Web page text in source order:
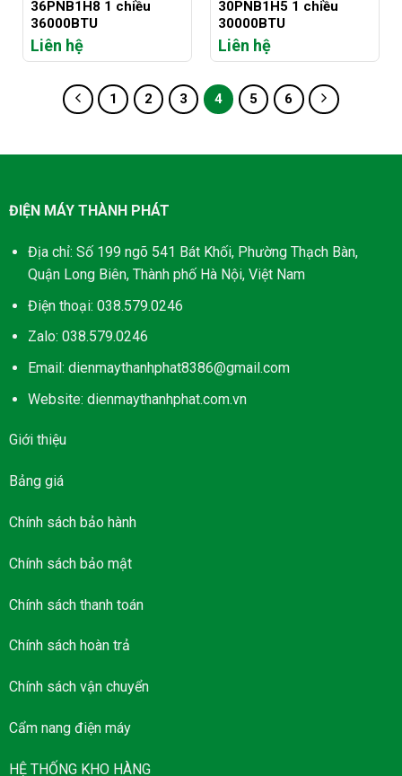
36PNB1H8 1 chiều
36000BTU
Liên hệ
30PNB1H5 1 chiều
30000BTU
Liên hệ
1 2 3 4 5 6
ĐIỆN MÁY THÀNH PHÁT
Địa chỉ: Số 199 ngõ 541 Bát Khối, Phường Thạch Bàn,
Quận Long Biên, Thành phố Hà Nội, Việt Nam
Điện thoại: 038.579.0246
Zalo: 038.579.0246
Email: dienmaythanhphat8386@gmail.com
Website: dienmaythanhphat.com.vn
Giới thiệu
Bảng giá
Chính sách bảo hành
Chính sách bảo mật
Chính sách thanh toán
Chính sách hoàn trả
Chính sách vận chuyển
Cẩm nang điện máy
HỆ THỐNG KHO HÀNG